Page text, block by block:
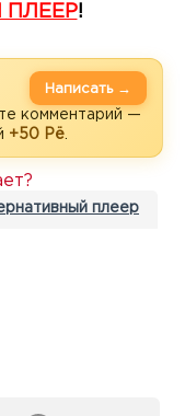
ПЛЕЕР!
комментарий —
+50 Рё
Написать →
плеер